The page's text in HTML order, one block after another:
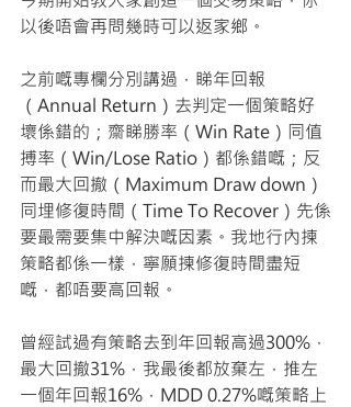
以後唔會再問幾時可以返家鄉。
之前嘅專欄分別講過，睇年回報
（Annual Return）去判定一個策略好
壞係錯的；齋睇勝率（Win Rate）同值
搏率（Win/Lose Ratio）都係錯嘅；反
而最大回撤（Maximum Draw down）
同埋修復時間（Time To Recover）先係
要最需要集中解決嘅因素。我地行內揀
策略都係一樣，寧願揀修復時間盡短
嘅，都唔要高回報。
曾經試過有策略去到年回報高過300%，
最大回撤31%，我最後都放棄左，推左
一個年回報16%，MDD 0.27%嘅策略上